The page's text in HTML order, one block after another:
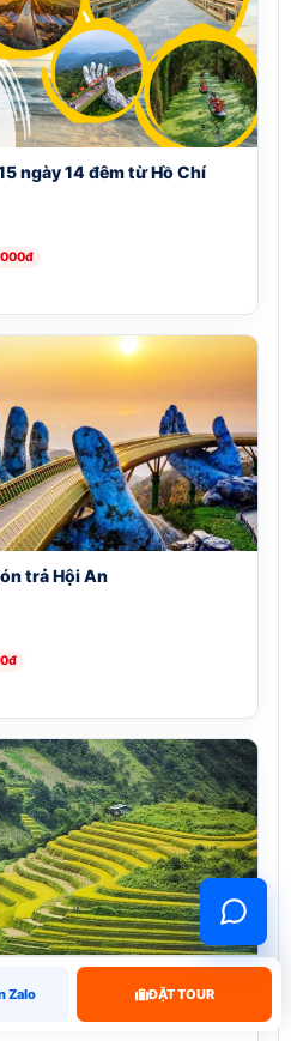
ngày 14 đêm từ Hồ Chí
trả Hội An
14 Đêm Khởi hành từ Hà Nội
Zalo ĐẶT TOUR